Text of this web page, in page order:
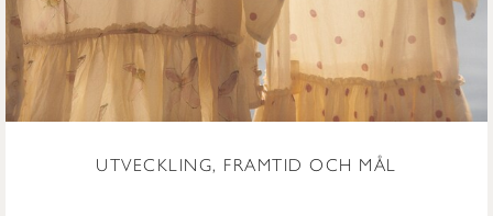
UTVECKLING, FRAMTID OCH MÅL